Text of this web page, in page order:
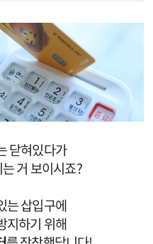
닫혀있다가
거 보이시죠?
는 삽입구에
지하기 위해